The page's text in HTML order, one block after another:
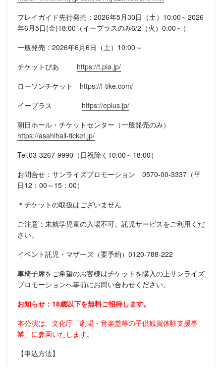
プレイガイド先行発売：2026年5月30日（土）10:00～2026
年6月5日(金)18:00（イープラスのみ6/2（火）0:00～）
一般発売：2026年6月6日（土）10:00～
チケットぴあ https://t.pia.jp/
ローソンチケット https://l-tike.com/
イープラス https://eplus.jp/
朝日ホール・チケットセンター（一般発売のみ）
https://asahihall-ticket.jp/
Tel.03-3267-9990（日祝除く10:00～18:00）
お問合せ：サンライズプロモーション 0570-00-3337（平
日12：00～15：00）
＊チケットの取扱はございません
ご注意：未就学児童の入場不可。託児サービスをご利用くだ
さい。
イベント託児・マザーズ（要予約）0120-788-222
車椅子席をご希望のお客様はチケットを購入の上サンライズ
プロモーションへ事前にお問い合わせください。
お知らせ：18歳以下を無料ご招待します。
本公演は、文化庁「劇場・音楽堂等の子供観賞体験支援事
業」に参画いたします。
【申込方法】